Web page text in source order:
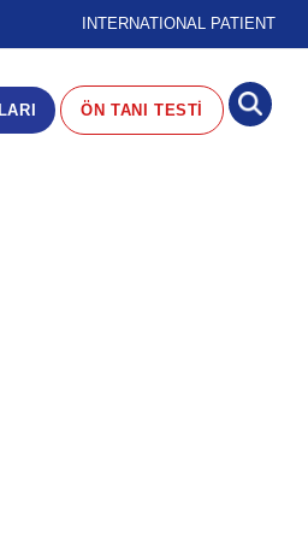
INTERNATIONAL PATIENT
ÖN TANI TESTİ